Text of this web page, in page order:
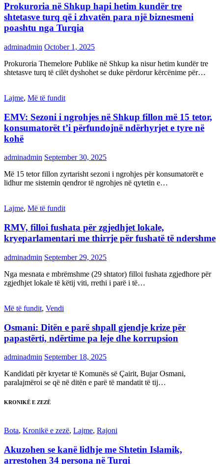
Prokuroria në Shkup hapi hetim kundër tre
shtetasve turq që i zhvatën para një biznesmeni
poashtu nga Turqia
adminadmin October 1, 2025
Prokuroria Themelore Publike në Shkup ka nisur hetim kundër tre
shtetasve turq të cilët dyshohet se duke përdorur kërcënime për…
Lajme, Më të fundit
EMV: Sezoni i ngrohjes në Shkup fillon më 15 tetor,
konsumatorët t’i përfundojnë ndërhyrjet e tyre në
kohë
adminadmin September 30, 2025
Më 15 tetor fillon zyrtarisht sezoni i ngrohjes për konsumatorët e
lidhur me sistemin qendror të ngrohjes në qytetin e…
Lajme, Më të fundit
RMV, filloi fushata për zgjedhjet lokale,
kryeparlamentari me thirrje për fushatë të ndershme
adminadmin September 29, 2025
Nga mesnata e mbrëmshme (29 shtator) filloi fushata zgjedhore për
zgjedhjet lokale të këtij viti, rrethi i parë i të…
Më të fundit, Vendi
Osmani: Ditën e parë shpall gjendje krize për
papastërti, ndërtime pa leje dhe korrupsion
adminadmin September 18, 2025
Kandidati për kryetar të Komunës së Çairit, Bujar Osmani,
paralajmëroi se që në ditën e parë të mandatit të tij…
KRONIKË E ZEZË
Bota, Kronikë e zezë, Lajme, Rajoni
Akuzohen se kanë lidhje me Shtetin Islamik,
arrestohen 34 persona në Turqi